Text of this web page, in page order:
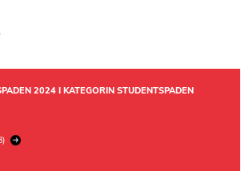
2024 I KATEGORIN STUDENTSPADEN